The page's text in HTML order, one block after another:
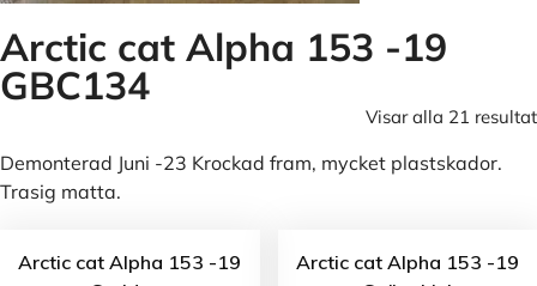
Arctic cat Alpha 153 -19
GBC134
Visar alla 21 resultat
Demonterad Juni -23 Krockad fram, mycket plastskador.
Trasig matta.
Arctic cat Alpha 153 -19
Arctic cat Alpha 153 -19